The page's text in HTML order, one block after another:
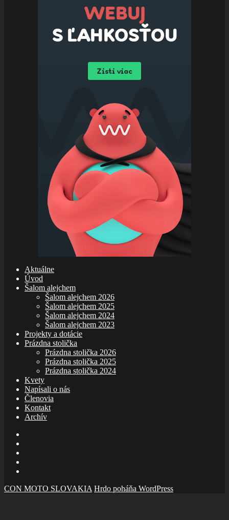
Aktuálne
Úvod
Šalom alejchem
Šalom alejchem 2026
Šalom alejchem 2025
Šalom alejchem 2024
Šalom alejchem 2023
Projekty a dotácie
Prázdna stolička
Prázdna stolička 2026
Prázdna stolička 2025
Prázdna stolička 2024
Kvety
Napísali o nás
Členovia
Kontakt
Archív
CON MOTO SLOVAKIA Hrdo poháňa WordPress